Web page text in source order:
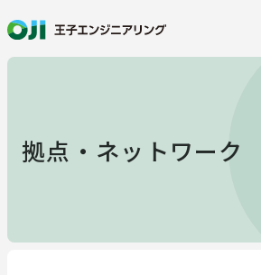
当社の特徴
拠点・ネットワーク